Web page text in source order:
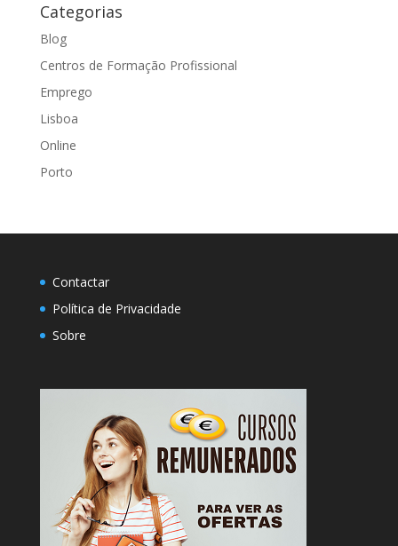
Categorias
Blog
Centros de Formação Profissional
Emprego
Lisboa
Online
Porto
Contactar
Política de Privacidade
Sobre